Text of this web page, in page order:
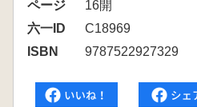
ページ
16開
六一ID
C18969
ISBN
9787522927329